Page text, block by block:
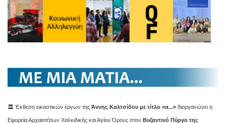
🏛️ Έκθεση εικαστικών έργων της Άννης Καλτσίδου με τίτλο «α...» διοργανώνει η
Εφορεία Αρχαιοτήτων Χαλκιδικής και Αγίου Όρους στον Βυζαντινό Πύργο της